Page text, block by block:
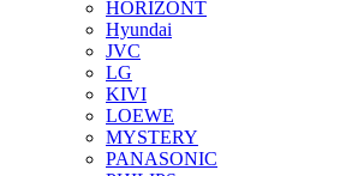
HORIZONT
Hyundai
JVC
LG
KIVI
LOEWE
MYSTERY
PANASONIC